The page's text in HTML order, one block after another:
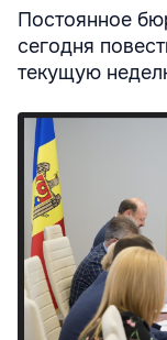
Постоянное
сегодня
текущую